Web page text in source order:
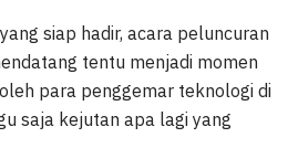
siap hadir, acara peluncuran
tentu menjadi momen
para penggemar teknologi di
saja kejutan apa lagi yang